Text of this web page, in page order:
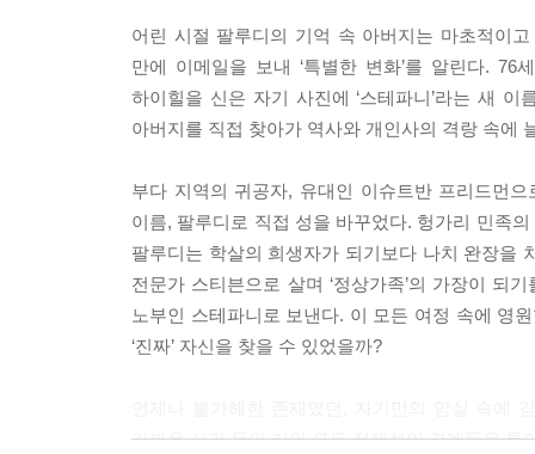
없었던 자신에 대한 아버지의 분노 때문에 나는
체성 위기’의 잔해, 자신이 선택한 남성적인 페르
의 일부분이 되었다. 내가 도망치지 못했던 것은 아
--- p.98~99
옆 테이블에 앉은 여자는 어깨가 넓은 샤넬 정장
처럼 두리번거리고 있었다. “ …멜라니세요?” 마
예측하며 은밀한 검사를 계속했다. (…) 카페를 훑
자’는 여자가 되었다가 이제 다시 ‘남자’로 돌아
드랙을 한 것처럼 보였다.
--- p.211~212
어린 시절 팔루디의 기억 속 아버지는 마초적이
만에 이메일을 보내 ‘특별한 변화’를 알린다.
하이힐을 신은 자기 사진에 ‘스테파니’라는 새
아버지를 직접 찾아가 역사와 개인사의 격랑 속에
부다 지역의 귀공자, 유대인 이슈트반 프리드먼
이름, 팔루디로 직접 성을 바꾸었다. 헝가리 민족
팔루디는 학살의 희생자가 되기보다 나치 완장을
전문가 스티븐으로 살며 ‘정상가족’의 가장이 되
노부인 스테파니로 보낸다. 이 모든 여정 속에 영
‘진짜’ 자신을 찾을 수 있었을까?
가까운 시간 동안 거의 모든 정체성의 경계들을